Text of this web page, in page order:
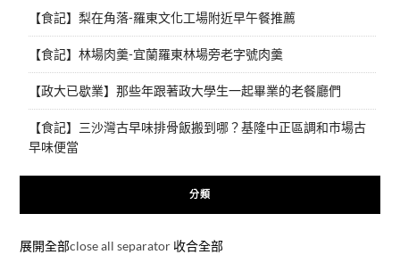
【食記】梨在角落-羅東文化工場附近早午餐推薦
【食記】林場肉羹-宜蘭羅東林場旁老字號肉羹
【政大已歇業】那些年跟著政大學生一起畢業的老餐廳們
【食記】三沙灣古早味排骨飯搬到哪？基隆中正區調和市場古
早味便當
分類
展開全部close all separator 收合全部